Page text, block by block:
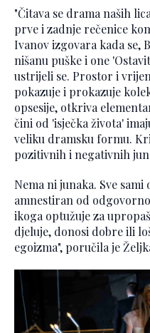
"Čitava se drama naših
prve i zadnje rečenice
Ivanov izgovara kada se,
nišanu puške i one
ustrijeli se. Prostor i
pokazuje i prokazuje
opsesije, otkriva
čini od 'isječka života'
veliku dramsku formu.
pozitivnih i negativnih
Nema ni junaka. Sve
amnestiran od
ikoga optužuje za
djeluje, donosi dobre ili
egoizma", poručila je